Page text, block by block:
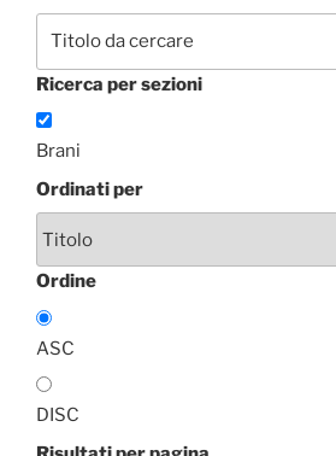
Ricerca per sezioni
Brani
Ordinati per
Ordine
ASC
DISC